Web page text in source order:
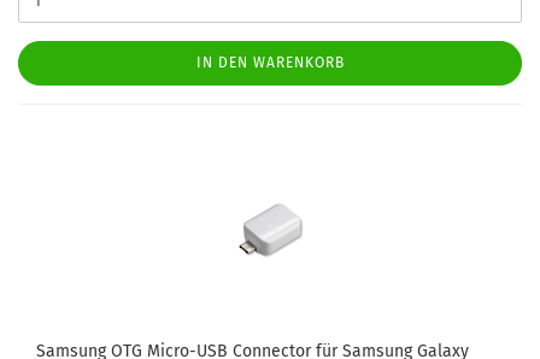
IN DEN WARENKORB
Sam­sung OTG Micro-​​USB Con­nec­tor für Sam­sung Ga­la­xy